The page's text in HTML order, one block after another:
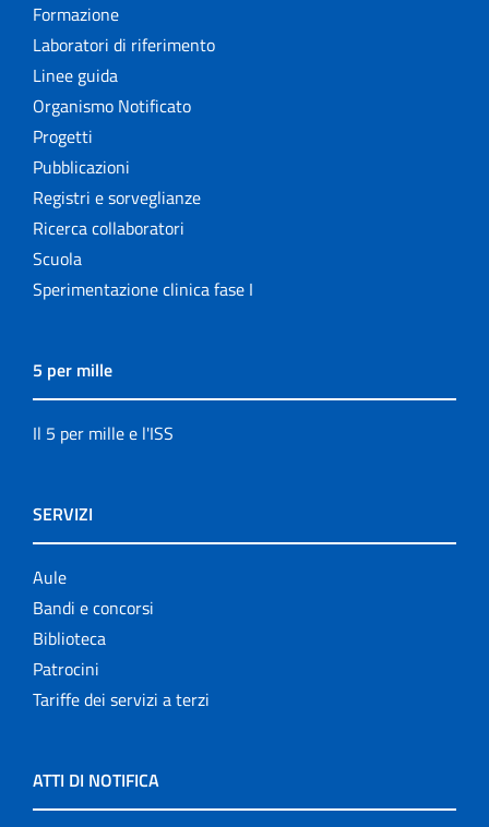
Formazione
Laboratori di riferimento
Linee guida
Organismo Notificato
Progetti
Pubblicazioni
Registri e sorveglianze
Ricerca collaboratori
Scuola
Sperimentazione clinica fase I
5 per mille
Il 5 per mille e l'ISS
SERVIZI
Aule
Bandi e concorsi
Biblioteca
Patrocini
Tariffe dei servizi a terzi
ATTI DI NOTIFICA